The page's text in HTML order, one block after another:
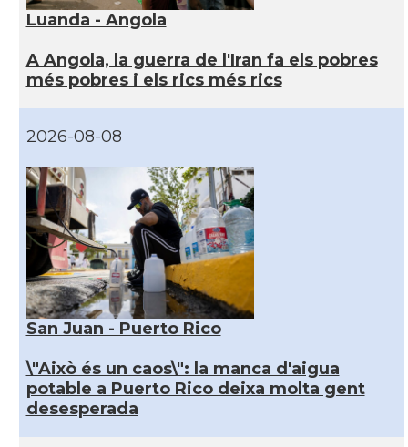
Luanda - Angola
A Angola, la guerra de l'Iran fa els pobres
més pobres i els rics més rics
2026-08-08
San Juan - Puerto Rico
\"Això és un caos\": la manca d'aigua
potable a Puerto Rico deixa molta gent
desesperada